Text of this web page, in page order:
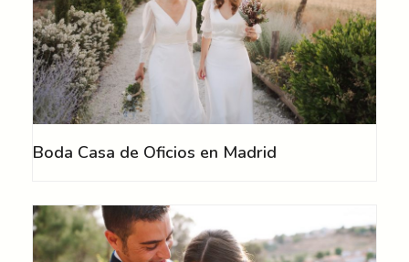
Boda Casa de Oficios en Madrid